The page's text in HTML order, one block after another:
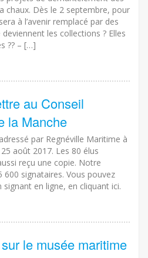
chaux. Dès le 2 septembre, pour
à l’avenir remplacé par des
les collections ? Elles
?? – […]
au Conseil
la Manche
par Regnéville Maritime à
août 2017. Les 80 élus
reçu une copie. Notre
signataires. Vous pouvez
en ligne, en cliquant ici.
le musée maritime